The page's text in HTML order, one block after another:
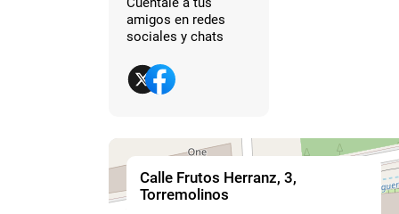
amigos en redes
sociales y chats
Calle Frutos Herranz, 3,
Torremolinos